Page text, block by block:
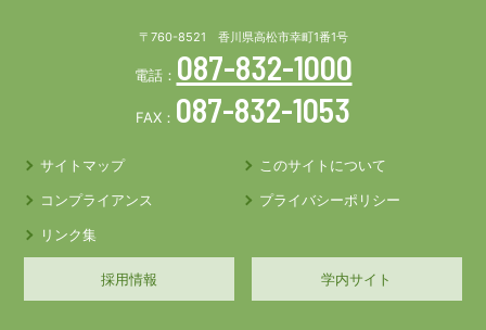
〒760-8521 香川県高松市幸町1番1号
電話： 087-832-1000
FAX： 087-832-1053
サイトマップ
このサイトについて
コンプライアンス
プライバシーポリシー
リンク集
採用情報 学内サイト